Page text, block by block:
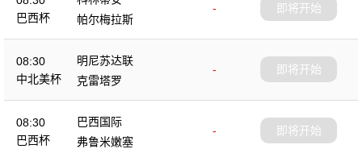
巴西杯
-
帕尔梅拉斯
即将开始
08:30
中北美杯
明尼苏达联
-
克雷塔罗
即将开始
08:30
巴西杯
巴西国际
-
弗鲁米嫩塞
即将开始